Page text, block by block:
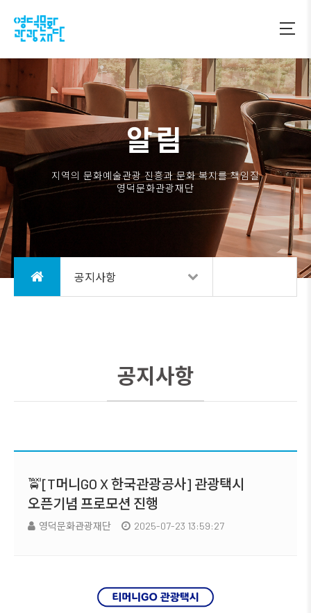
알림
지역의 문화예술관광 진흥과 문화 복지를 책임질
영덕문화관광재단
공지사항
공지사항
🚖[T머니GO X 한국관광공사] 관광택시
오픈기념 프로모션 진행
영덕문화관광재단 2025-07-23 13:59:27